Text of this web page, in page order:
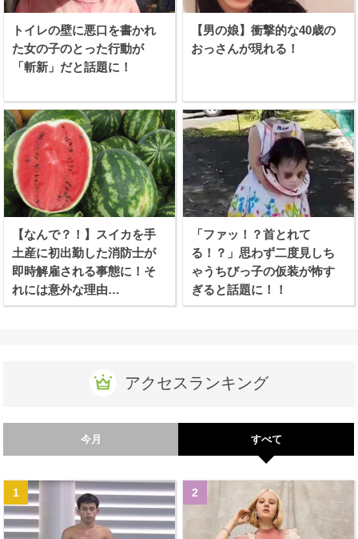
トイレの壁に悪口を書かれ
た女の子のとった行動が
「斬新」だと話題に！
【男の娘】衝撃的な40歳の
おっさんが現れる！
【なんで？！】スイカを手
土産に初出勤した消防士が
即時解雇される事態に！そ
れには意外な理由
が、、、！
「ファッ！？首とれて
る！？」思わず二度見しち
ゃうちびっ子の仮装が怖す
ぎると話題に！！
アクセスランキング
今月 すべて